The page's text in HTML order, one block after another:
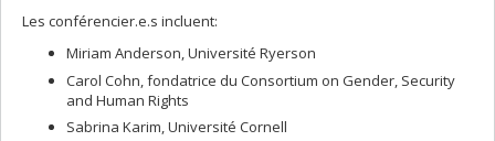
Les conférencier.e.s incluent:
Miriam Anderson, Université Ryerson
Carol Cohn, fondatrice du Consortium on Gender, Security
and Human Rights
Sabrina Karim, Université Cornell